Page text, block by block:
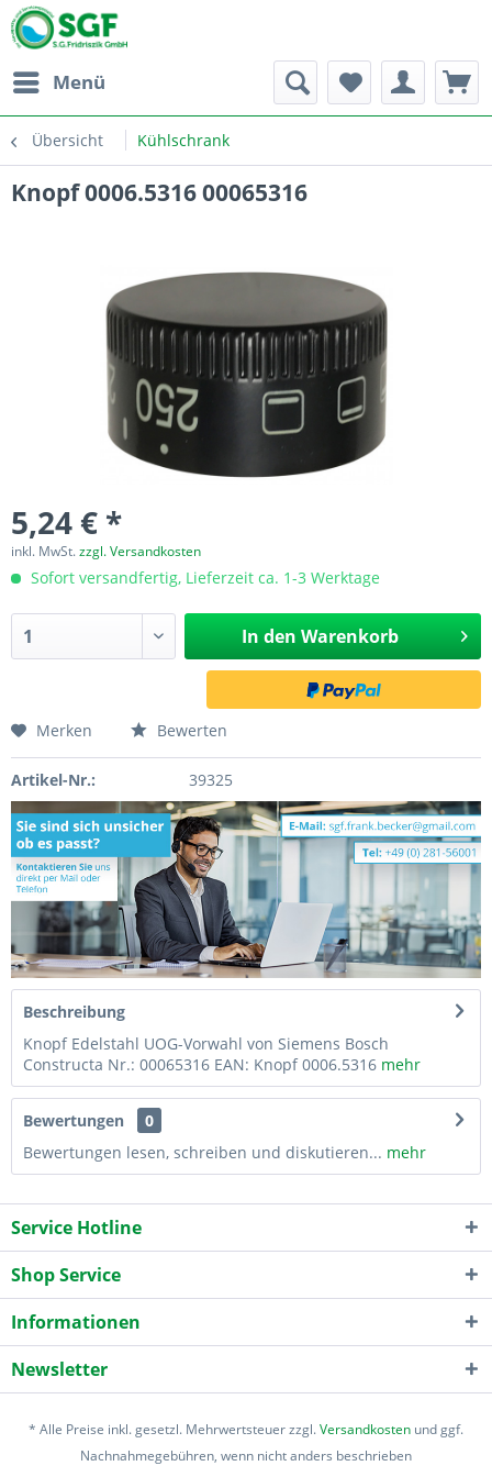
Menü
Übersicht Kühlschrank
Knopf 0006.5316 00065316
5,24 € *
inkl. MwSt.zzgl. Versandkosten
Sofort versandfertig, Lieferzeit ca. 1-3 Werktage
In den Warenkorb
Merken Bewerten
Artikel-Nr.: 39325
Beschreibung
Knopf Edelstahl UOG-Vorwahl von Siemens Bosch
Constructa Nr.: 00065316 EAN: Knopf 0006.5316 mehr
Bewertungen
0
Bewertungen lesen, schreiben und diskutieren... mehr
Service Hotline
Shop Service
Informationen
Newsletter
* Alle Preise inkl. gesetzl. Mehrwertsteuer zzgl.Versandkosten und ggf.
Nachnahmegebühren, wenn nicht anders beschrieben